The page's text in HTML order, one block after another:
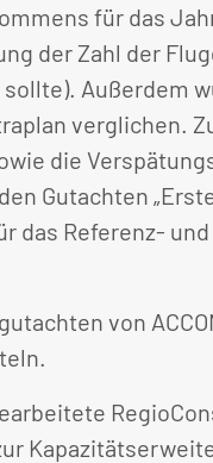
für das
der Zahl der
Außerdem
verglichen.
die
Gutachten
das Referenz-
von